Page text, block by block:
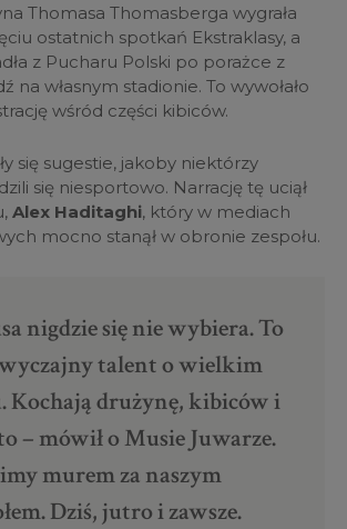
Thomasa Thomasberga wygrała
ostatnich spotkań Ekstraklasy, a
z Pucharu Polski po porażce z
na własnym stadionie. To wywołało
wśród części kibiców.
się sugestie, jakoby niektórzy
się niesportowo. Narrację tę uciął
Alex Haditaghi, który w mediach
mocno stanął w obronie zespołu.
nigdzie się nie wybiera. To
talent o wielkim
Kochają drużynę, kibiców i
– mówił o Musie Juwarze.
murem za naszym
Dziś, jutro i zawsze.